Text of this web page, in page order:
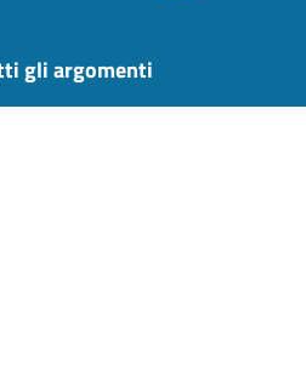
gli argomenti